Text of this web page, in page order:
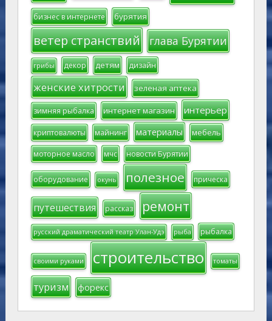
бизнес в интернете бурятия
ветер странствий глава Бурятии
грибы декор детям дизайн
женские хитрости зеленая аптека
зимняя рыбалка интернет магазин интерьер
криптовалюты майнинг материалы мебель
моторное масло мчс новости Бурятии
оборудование окунь полезное прическа
путешествия рассказ ремонт
русский драматический театр Улан-Удэ рыба рыбалка
своими руками строительство томаты
туризм форекс